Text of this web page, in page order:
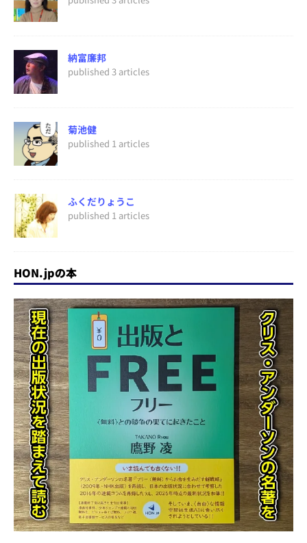
納富廉邦
published 3 articles
菊池健
published 1 articles
ふくだりょうこ
published 1 articles
HON.jpの本